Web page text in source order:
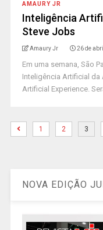
AMAURY JR
Inteligência
Steve Jobs
Amaury Jr 26 de
Em uma semana, São
Inteligência Artificial da
Artificial Experience.
1 2 3
NOVA EDIÇÃO